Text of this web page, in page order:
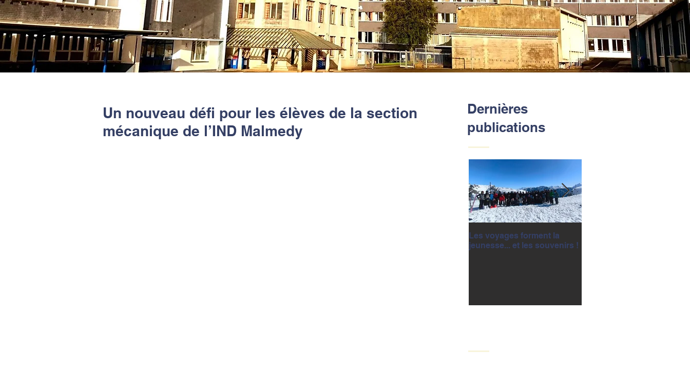
Dernières
publications
Les voyages forment la
jeunesse... et les souvenirs !
Un nouveau défi pour les élèves de la section
mécanique de l’IND Malmedy